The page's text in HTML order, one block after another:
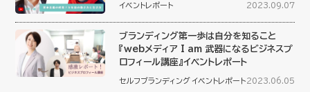
イベントレポート 2023.09.07
ブランディング第一歩は自分を知ること
『webメディア I am 武器になるビジネスプ
ロフィール講座』イベントレポート
セルフブランディング イベントレポート 2023.06.05